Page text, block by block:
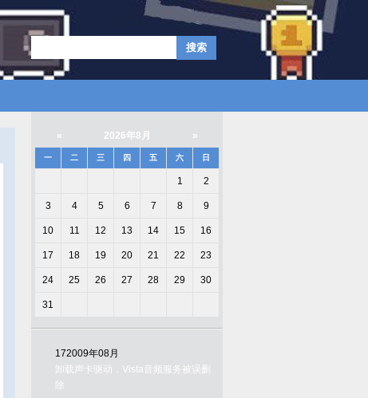
« 2026年8月 »
一 二 三 四 五 六 日
1 2
3 4 5 6 7 8 9
10 11 12 13 14 15 16
17 18 19 20 21 22 23
24 25 26 27 28 29 30
31
172009年08月
卸载声卡驱动，Vista音频服务被误删
除